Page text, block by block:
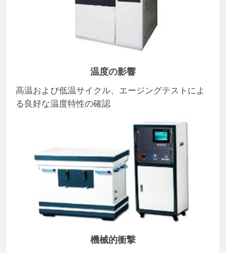
温度の影響
高温および低温サイクル、エージングテストによ
る良好な温度特性の確認
機械的衝撃